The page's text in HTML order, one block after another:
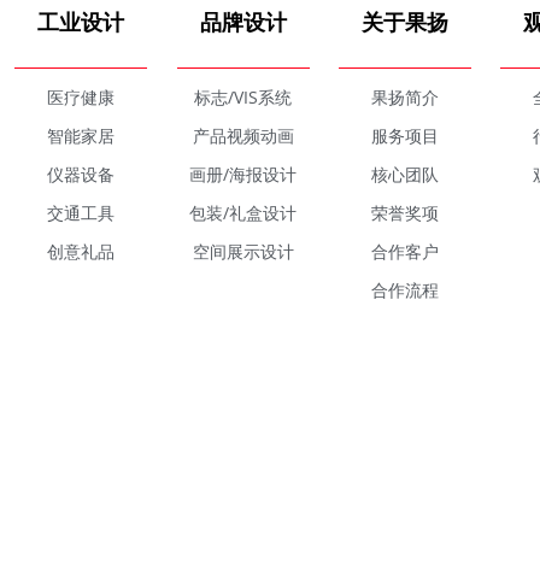
工业设计
医疗健康
智能家居
仪器设备
交通工具
创意礼品
品牌设计
标志/VIS系统
产品视频动画
画册/海报设计
包装/礼盒设计
空间展示设计
关于果扬
果扬简介
服务项目
核心团队
荣誉奖项
合作客户
合作流程